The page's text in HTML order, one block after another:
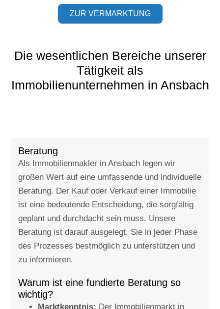
ZUR VERMARKTUNG
Die wesentlichen Bereiche unserer
Tätigkeit als
Immobilienunternehmen in Ansbach
Beratung
Als Immobilienmakler in Ansbach legen wir
großen Wert auf eine umfassende und individuelle
Beratung. Der Kauf oder Verkauf einer Immobilie
ist eine bedeutende Entscheidung, die sorgfältig
geplant und durchdacht sein muss. Unsere
Beratung ist darauf ausgelegt, Sie in jeder Phase
des Prozesses bestmöglich zu unterstützen und
zu informieren.
Warum ist eine fundierte Beratung so
wichtig?
Marktkenntnis: Der Immobilienmarkt in